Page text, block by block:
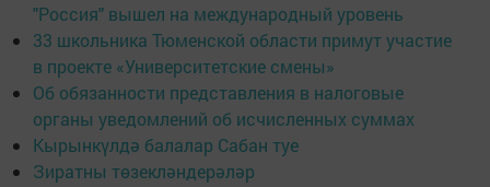
"Россия" вышел на международный уровень
33 школьника Тюменской области примут участие
в проекте «Университетские смены»
Об обязанности представления в налоговые
органы уведомлений об исчисленных суммах
Кырынкүлдә балалар Сабан туе
Зиратны төзекләндерәләр